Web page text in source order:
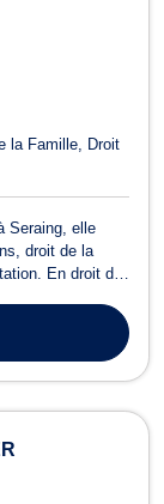
la Famille
Droit
Seraing, elle
droit de la
En droit de
filiation, droit